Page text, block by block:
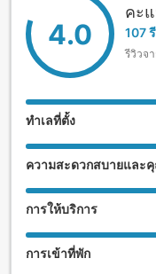
located nearby.
at both lodgings as
[Hot Springs]
Dogo Onsen has
(The Chronicles of
have natural healing
skin clear and
simple alkaline spring.
4.0
คะ
107
รีวิวจ
ทำเลที่ตั้ง
ความสะดวกสบายและ
การให้บริการ
การเข้าที่พัก